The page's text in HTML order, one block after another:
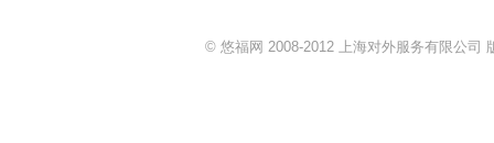
© 悠福网 2008-2012 上海对外服务有限公司